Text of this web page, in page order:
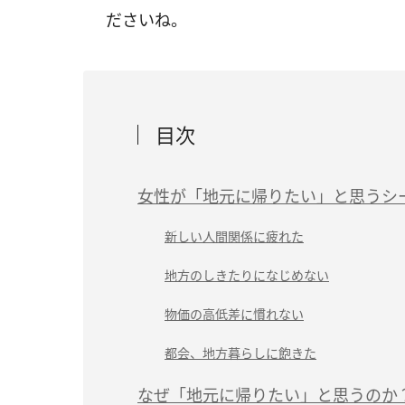
ださいね。
目次
女性が「地元に帰りたい」と思うシ
新しい人間関係に疲れた
地方のしきたりになじめない
物価の高低差に慣れない
都会、地方暮らしに飽きた
なぜ「地元に帰りたい」と思うのか